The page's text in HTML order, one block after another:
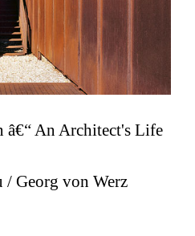
â€“ An Architect's Life
/ Georg von Werz